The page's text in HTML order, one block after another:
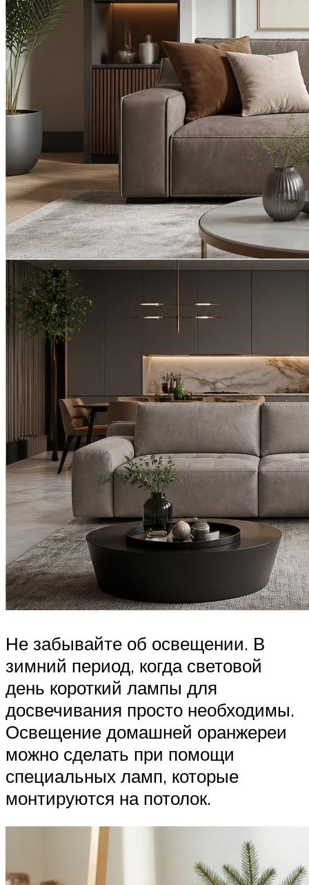
Не забывайте об освещении. В
зимний период, когда световой
день короткий лампы для
досвечивания просто необходимы.
Освещение домашней оранжереи
можно сделать при помощи
специальных ламп, которые
монтируются на потолок.